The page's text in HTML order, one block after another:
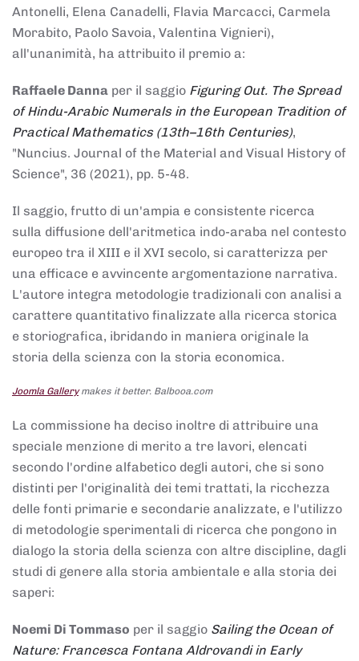
Antonelli, Elena Canadelli, Flavia Marcacci, Carmela
Morabito, Paolo Savoia, Valentina Vignieri),
all'unanimità, ha attribuito il premio a:
Raffaele Danna per il saggio Figuring Out. The Spread
of Hindu-Arabic Numerals in the European Tradition of
Practical Mathematics (13th–16th Centuries),
"Nuncius. Journal of the Material and Visual History of
Science", 36 (2021), pp. 5-48.
Il saggio, frutto di un'ampia e consistente ricerca
sulla diffusione dell'aritmetica indo-araba nel contesto
europeo tra il XIII e il XVI secolo, si caratterizza per
una efficace e avvincente argomentazione narrativa.
L'autore integra metodologie tradizionali con analisi a
carattere quantitativo finalizzate alla ricerca storica
e storiografica, ibridando in maniera originale la
storia della scienza con la storia economica.
Joomla Gallerymakes it better. Balbooa.com
La commissione ha deciso inoltre di attribuire una
speciale menzione di merito a tre lavori, elencati
secondo l'ordine alfabetico degli autori, che si sono
distinti per l'originalità dei temi trattati, la ricchezza
delle fonti primarie e secondarie analizzate, e l'utilizzo
di metodologie sperimentali di ricerca che pongono in
dialogo la storia della scienza con altre discipline, dagli
studi di genere alla storia ambientale e alla storia dei
saperi:
Noemi Di Tommaso per il saggio Sailing the Ocean of
Nature: Francesca Fontana Aldrovandi in Early